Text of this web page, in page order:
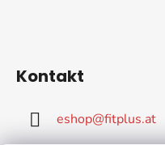
Kontakt
eshop@fitplus.at